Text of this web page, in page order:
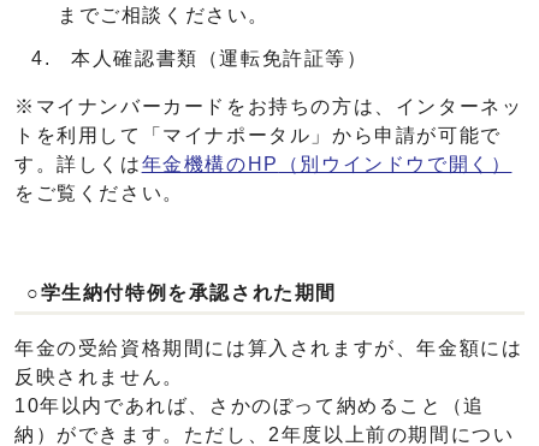
までご相談ください。
本人確認書類（運転免許証等）
※マイナンバーカードをお持ちの方は、インターネッ
トを利用して「マイナポータル」から申請が可能で
す。詳しくは年金機構のHP
（別ウインドウで開く）
をご覧ください。
○学生納付特例を承認された期間
年金の受給資格期間には算入されますが、年金額には
反映されません。
10年以内であれば、さかのぼって納めること（追
納）ができます。ただし、2年度以上前の期間につい